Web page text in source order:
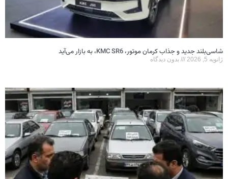
شاسی‌بلند جدید و جذاب کرمان موتور، KMC SR6، به بازار می‌آید
ژانویه 5, 2026 بدون دیدگاه